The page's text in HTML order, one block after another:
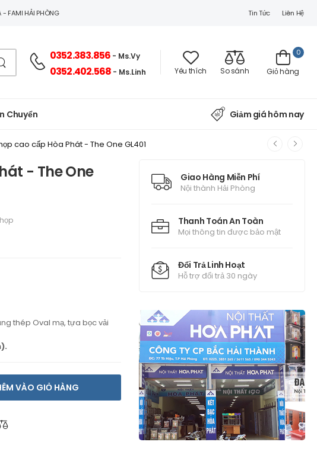
- FAMI HẢI PHÒNG Tin Tức Liên Hệ
0352.383.856 - Ms.Vy
0352.402.568 - Ms.Linh Yêu thích So sánh
0
Giỏ hàng
Chuyển Giảm giá hôm nay
cao cấp Hòa Phát - The One GL401
- The One
thép Oval mạ, tựa bọc vải
VÀO GIỎ HÀNG
Giao Hàng Miễn Phí
Nội thành Hải Phòng
Thanh Toán An Toàn
Mọi thông tin được bảo mật
Đổi Trả Linh Hoạt
Hỗ trợ đổi trả 30 ngày